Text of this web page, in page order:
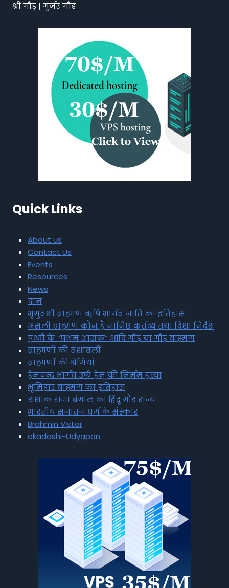
श्री गौड़ | गुर्जर गौड़
Quick Links
About us
Contact Us
Events
Resources
News
दान
भृगुवंशी ब्राह्मण ऋषि भार्गव जाति का इतिहास
असली ब्राह्मण कौन है जानिए कर्तव्य तथा दिशा निर्देश
पृथ्वी के “प्रथम शासक” आदि गौड़ या गौड़ ब्राह्मण
ब्राह्मणों की वंशावली
ब्राह्मणों की श्रेणियां
हेमचन्द्र भार्गव उर्फ हेमू की निर्मम हत्या
भूमिहार ब्राह्मण का इतिहास
शशांक राजा बंगाल का हिंदू गौड़ राज्य
भारतीय सनातन धर्म के संस्कार
Brahmin Vistar
ekadashi-Udyapan